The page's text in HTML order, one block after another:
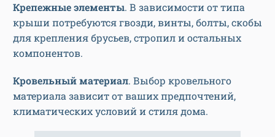
Крепежные элементы. В зависимости от типа
крыши потребуются гвозди, винты, болты, скобы
для крепления брусьев, стропил и остальных
компонентов.
Кровельный материал. Выбор кровельного
материала зависит от ваших предпочтений,
климатических условий и стиля дома.